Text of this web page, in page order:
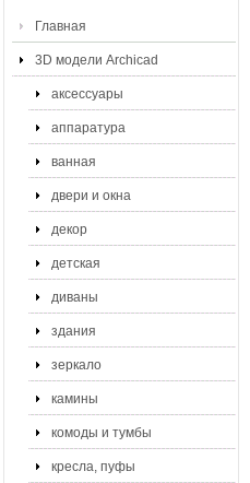
Главная
3D модели Archicad
аксессуары
аппаратура
ванная
двери и окна
декор
детская
диваны
здания
зеркало
камины
комоды и тумбы
кресла, пуфы